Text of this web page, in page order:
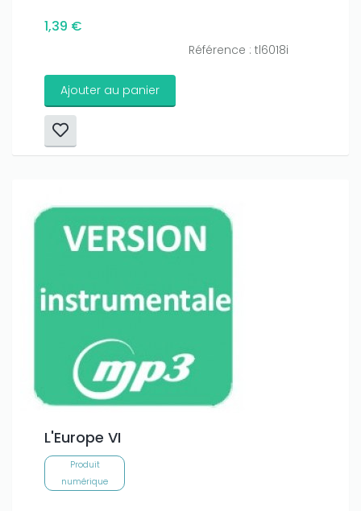
1,39 €
Référence : tl6018i
Ajouter au panier
L'Europe VI
Produit
numérique